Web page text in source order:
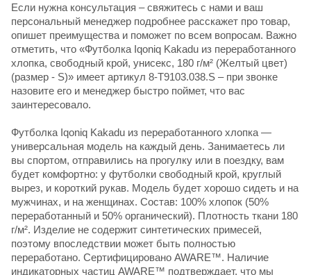
Если нужна консультация – свяжитесь с нами и ваш
персональный менеджер подробнее расскажет про товар,
опишет преимущества и поможет по всем вопросам. Важно
отметить, что «Футболка Iqoniq Kakadu из переработанного
хлопка, свободный крой, унисекс, 180 г/м² (Желтый цвет)
(размер - S)» имеет артикул 8-T9103.038.S – при звонке
назовите его и менеджер быстро поймет, что вас
заинтересовало.
Футболка Iqoniq Kakadu из переработанного хлопка —
универсальная модель на каждый день. Занимаетесь ли
вы спортом, отправились на прогулку или в поездку, вам
будет комфортно: у футболки свободный крой, круглый
вырез, и короткий рукав. Модель будет хорошо сидеть и на
мужчинах, и на женщинах. Состав: 100% хлопок (50%
переработанный и 50% органический). Плотность ткани 180
г/м². Изделие не содержит синтетических примесей,
поэтому впоследствии может быть полностью
переработано. Сертифицировано AWARE™. Наличие
индикаторных частиц AWARE™ подтверждает, что мы